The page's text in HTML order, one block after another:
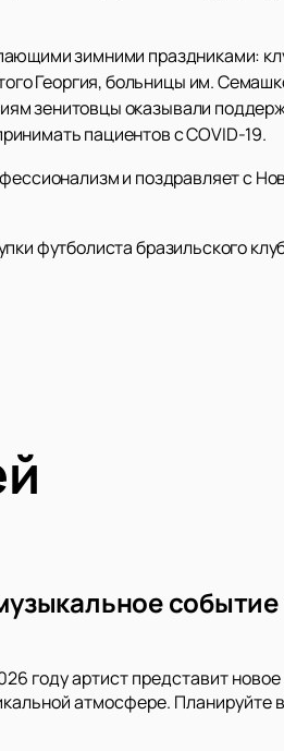
зимними праздниками:
Георгия, больницы им.
зенитовцы оказывали
пациентов с COVID-19.
и поздравляет с
футболиста бразильского
событие
году артист представит
атмосфере. Планируйте